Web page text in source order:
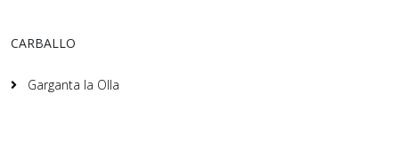
CARBALLO
Garganta la Olla